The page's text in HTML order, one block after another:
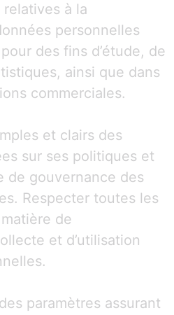
à la
personnelles
des fins d’étude, de
ainsi que dans
commerciales.
et clairs des
sur ses politiques et
de gouvernance des
Respecter toutes les
de
et d’utilisation
paramètres assurant